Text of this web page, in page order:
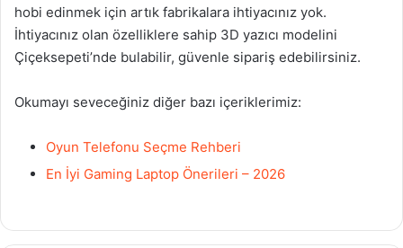
hobi edinmek için artık fabrikalara ihtiyacınız yok.
İhtiyacınız olan özelliklere sahip 3D yazıcı modelini
Çiçeksepeti’nde bulabilir, güvenle sipariş edebilirsiniz.
Okumayı seveceğiniz diğer bazı içeriklerimiz:
Oyun Telefonu Seçme Rehberi
En İyi Gaming Laptop Önerileri – 2026